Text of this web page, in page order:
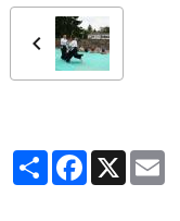
PartagerFacebook
X